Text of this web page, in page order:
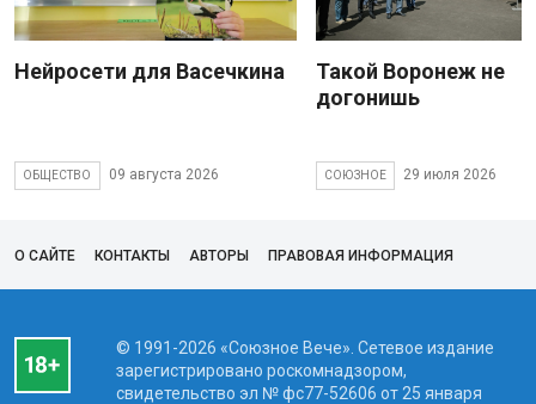
Нейросети для Васечкина
ОБЩЕСТВО 09 августа 2026
Такой Воронеж не
догонишь
СОЮЗНОЕ 29 июля 2026
О САЙТЕ КОНТАКТЫ АВТОРЫ ПРАВОВАЯ ИНФОРМАЦИЯ
© 1991-2026 «Союзное Вече». Сетевое издание
зарегистрировано роскомнадзором,
свидетельство эл № фc77-52606 от 25 января